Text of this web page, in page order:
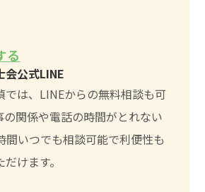
る
会公式LINE
では、LINEからの無料相談も可
の関係や電話の時間がとれない
間いつでも相談可能で利便性も
けます。